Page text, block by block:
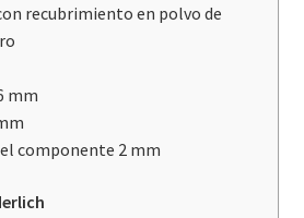
recubrimiento en polvo de
mm
componente 2 mm